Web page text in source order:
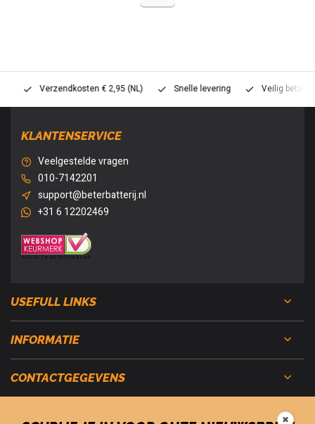
Verzendkosten € 2,95 (NL) Snelle levering Veilig betalen
KLANTENSERVICE
Veelgestelde vragen
010-7142201
support@beterbatterij.nl
+31 6 12202469
USEFULL LINKS
INFORMATIE
CONTACTGEGEVENS
✖